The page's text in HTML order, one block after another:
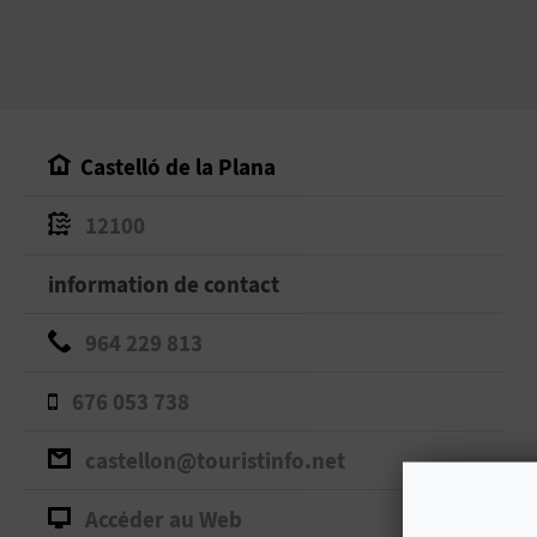
Castelló de la Plana
12100
information de contact
964 229 813
676 053 738
castellon@touristinfo.net
Accéder au Web